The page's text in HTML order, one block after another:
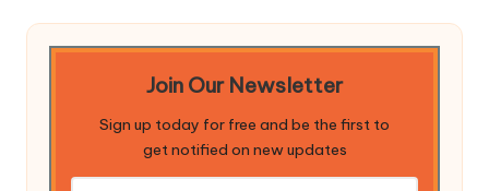
Join Our Newsletter
Sign up today for free and be the first to
get notified on new updates